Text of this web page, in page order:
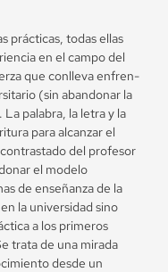
prácticas, todas ellas
en el campo del
que conlleva enfren­
(sin abandonar la
palabra, la letra y la
para alcanzar el
del profesor
el modelo
de enseñanza de la
la universidad sino
a los primeros
trata de una mirada
desde un